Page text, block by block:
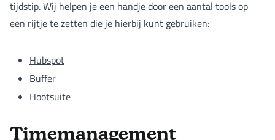
tijdstip. Wij helpen je een handje door een aantal tools op
een rijtje te zetten die je hierbij kunt gebruiken:
Hubspot
Buffer
Hootsuite
Timemanagement